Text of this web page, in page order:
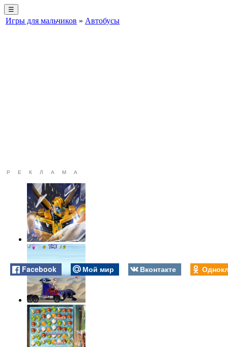
☰
Игры для мальчиков » Автобусы
РЕКЛАМА
Facebook Мой мир Вконтакте